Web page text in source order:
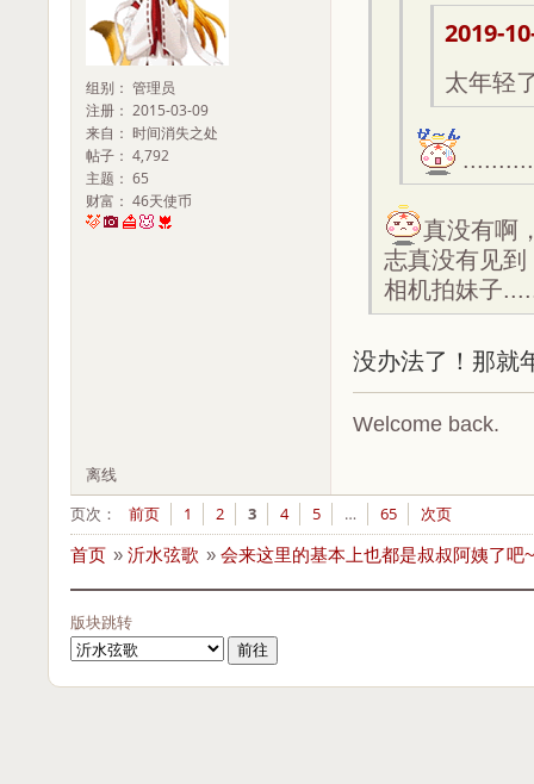
组别： 管理员
注册： 2015-03-09
来自： 时间消失之处
帖子： 4,792
主题： 65
财富： 46天使币
2019-
太年轻
真没有啊
志真没有见
相机拍妹子
没办法了！那就
Welcome back.
离线
页次：
前页 1 2 3 4 5 … 65 次页
首页 » 沂水弦歌 » 会来这里的基本上也都是叔叔阿姨了吧~
版块跳转